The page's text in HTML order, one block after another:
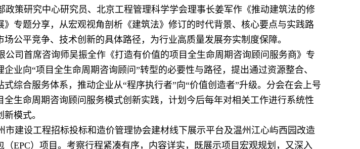
政策研究中心研究员、北京工程管理科学学会理事长姜军作《推动建筑法的修
》专题分享，从宏观视角剖析《建筑法》修订的时代背景、核心要点与实践路
公平竞争、技术创新的具体路径，为行业高质量发展夯实制度保障。
公司首席咨询师吴振全作《打造有价值的项目全生命周期咨询顾问服务商》专
业向“项目全生命周期咨询顾问”转型的必要性与路径，提出通过资源整合、
综合服务体系，推动企业从“程序执行者”向“价值创造者”升级。分会在会上号
全生命周期咨询顾问服务模式创新实践，计划今后每年对相关工作进行系统性
模式。
市建设工程招标投标和造价管理协会建材线下展示平台及温州江心屿西园改造
EPC）项目。考察行程紧凑有序，内容详实，既展示项目宏观规划，又深入